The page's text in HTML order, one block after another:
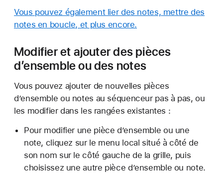
Vous pouvez également lier des notes, mettre des
notes en boucle, et plus encore.
Modifier et ajouter des pièces
d’ensemble ou des notes
Vous pouvez ajouter de nouvelles pièces
d’ensemble ou notes au séquenceur pas à pas, ou
les modifier dans les rangées existantes :
Pour modifier une pièce d’ensemble ou une
note, cliquez sur le menu local situé à côté de
son nom sur le côté gauche de la grille, puis
choisissez une autre pièce d’ensemble ou note.